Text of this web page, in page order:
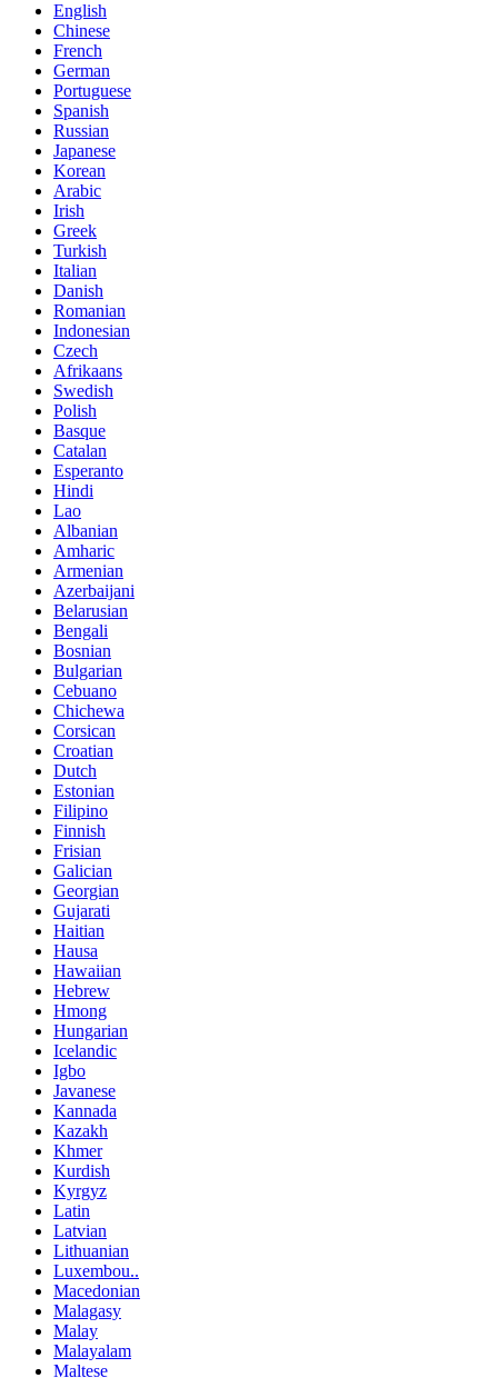
English
Chinese
French
German
Portuguese
Spanish
Russian
Japanese
Korean
Arabic
Irish
Greek
Turkish
Italian
Danish
Romanian
Indonesian
Czech
Afrikaans
Swedish
Polish
Basque
Catalan
Esperanto
Hindi
Lao
Albanian
Amharic
Armenian
Azerbaijani
Belarusian
Bengali
Bosnian
Bulgarian
Cebuano
Chichewa
Corsican
Croatian
Dutch
Estonian
Filipino
Finnish
Frisian
Galician
Georgian
Gujarati
Haitian
Hausa
Hawaiian
Hebrew
Hmong
Hungarian
Icelandic
Igbo
Javanese
Kannada
Kazakh
Khmer
Kurdish
Kyrgyz
Latin
Latvian
Lithuanian
Luxembou..
Macedonian
Malagasy
Malay
Malayalam
Maltese